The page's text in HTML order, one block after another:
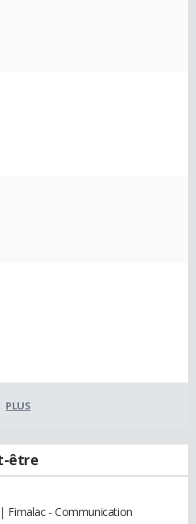
PLUS
être
Fimalac - Communication